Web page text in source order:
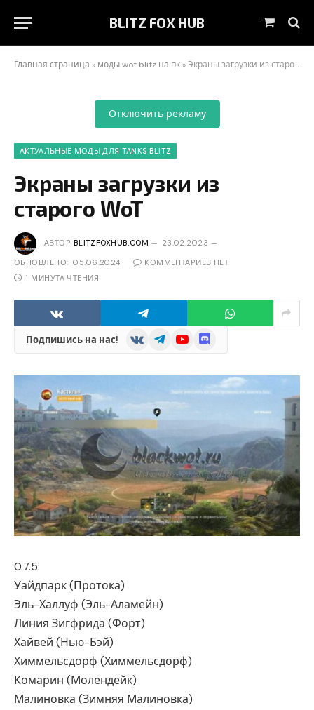
BLITZ FOX HUB Корзина
Главная страница » моды wot blitz на пк »Экраны загрузки из старого WoT
Отключить рекламу
АКТУАЛЬНЫЕ МОДЫ ДЛЯ TANKS BLITZ
Экраны загрузки из
старого WoT
АВТОР BLITZFOXHUB.COM 23.02.2023
ОБНОВЛЕНО: 05.06.2024
КОММЕНТАРИЕВ НЕТ
1 МИНУТА ЧТЕНИЯ
Подпишись на нас! VKontakteTelegramYouTubeDiscord
0.7.5:
Уайдпарк (Протока)
Эль-Халлуф (Эль-Аламейн)
Линия Зигфрида (Форт)
Хайвей (Нью-Бэй)
Химмельсдорф (Химмельсдорф)
Комарин (Молендейк)
Малиновка (Зимняя Малиновка)